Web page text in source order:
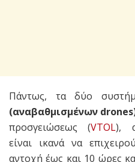
Πάντως, τα δύο
(αναβαθμισμένων
προσγειώσεως (VTOL),
είναι ικανά να
αντοχή έως και 10 ώρες